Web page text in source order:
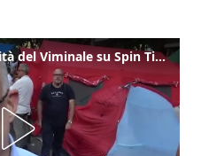
Gualtieri: "Responsabilità del Viminale su Spin Time? La posizione dei partiti è nota"